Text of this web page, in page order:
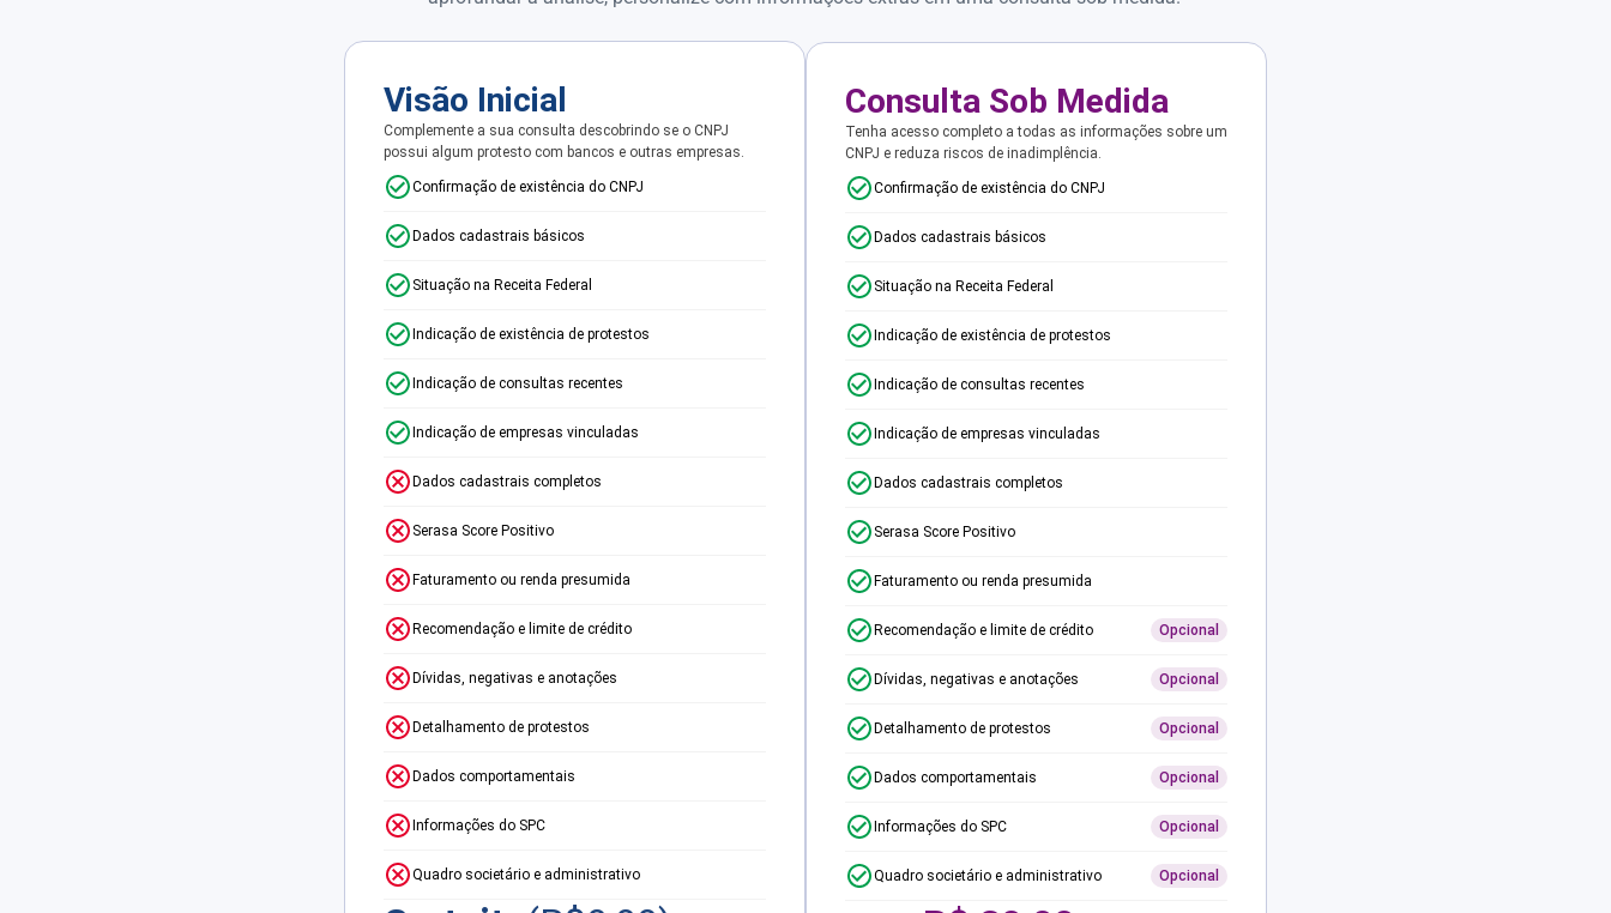
Visão Inicial
Complemente a sua consulta descobrindo se o CNPJ
possui algum protesto com bancos e outras empresas.
Confirmação de existência do CNPJ
Dados cadastrais básicos
Situação na Receita Federal
Indicação de existência de protestos
Indicação de consultas recentes
Indicação de empresas vinculadas
Dados cadastrais completos
Serasa Score Positivo
Faturamento ou renda presumida
Recomendação e limite de crédito
Dívidas, negativas e anotações
Detalhamento de protestos
Dados comportamentais
Informações do SPC
Quadro societário e administrativo
Consulta Sob Medida
Tenha acesso completo a todas as informações sobre um
CNPJ e reduza riscos de inadimplência.
Confirmação de existência do CNPJ
Dados cadastrais básicos
Situação na Receita Federal
Indicação de existência de protestos
Indicação de consultas recentes
Indicação de empresas vinculadas
Dados cadastrais completos
Serasa Score Positivo
Faturamento ou renda presumida
Recomendação e limite de crédito Opcional
Dívidas, negativas e anotações Opcional
Detalhamento de protestos Opcional
Dados comportamentais Opcional
Informações do SPC Opcional
Quadro societário e administrativo Opcional